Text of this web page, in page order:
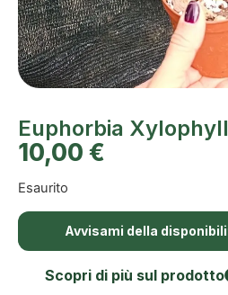
Euphorbia
10,00 €
Esaurito
Avvisami della
Scopri di più sul prodotto